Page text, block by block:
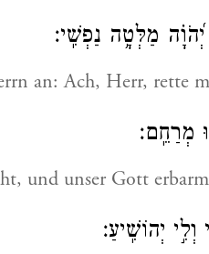
מַלְּטָ֥ה נַפְשִֽׁי׃
an: Ach, Herr, rette
מְרַחֵֽם׃
und unser Gott
יְהוֹשִֽׁיעַ׃